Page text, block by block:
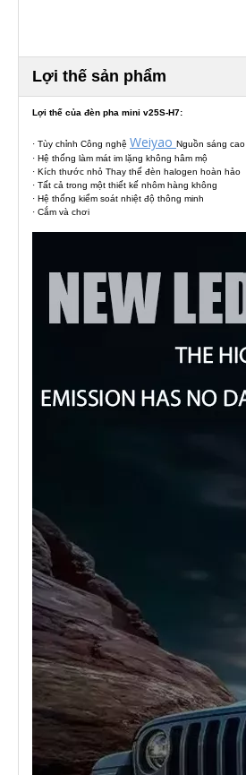
Lợi thế sản phẩm
Lợi thế của đèn pha mini v25S-H7:
· Tùy chỉnh Công nghệ Weiyao Nguồn sáng cao
· Hệ thống làm mát im lặng không hâm mộ
· Kích thước nhỏ Thay thế đèn halogen hoàn hảo
· Tất cả trong một thiết kế nhôm hàng không
· Hệ thống kiểm soát nhiệt độ thông minh
· Cắm và chơi